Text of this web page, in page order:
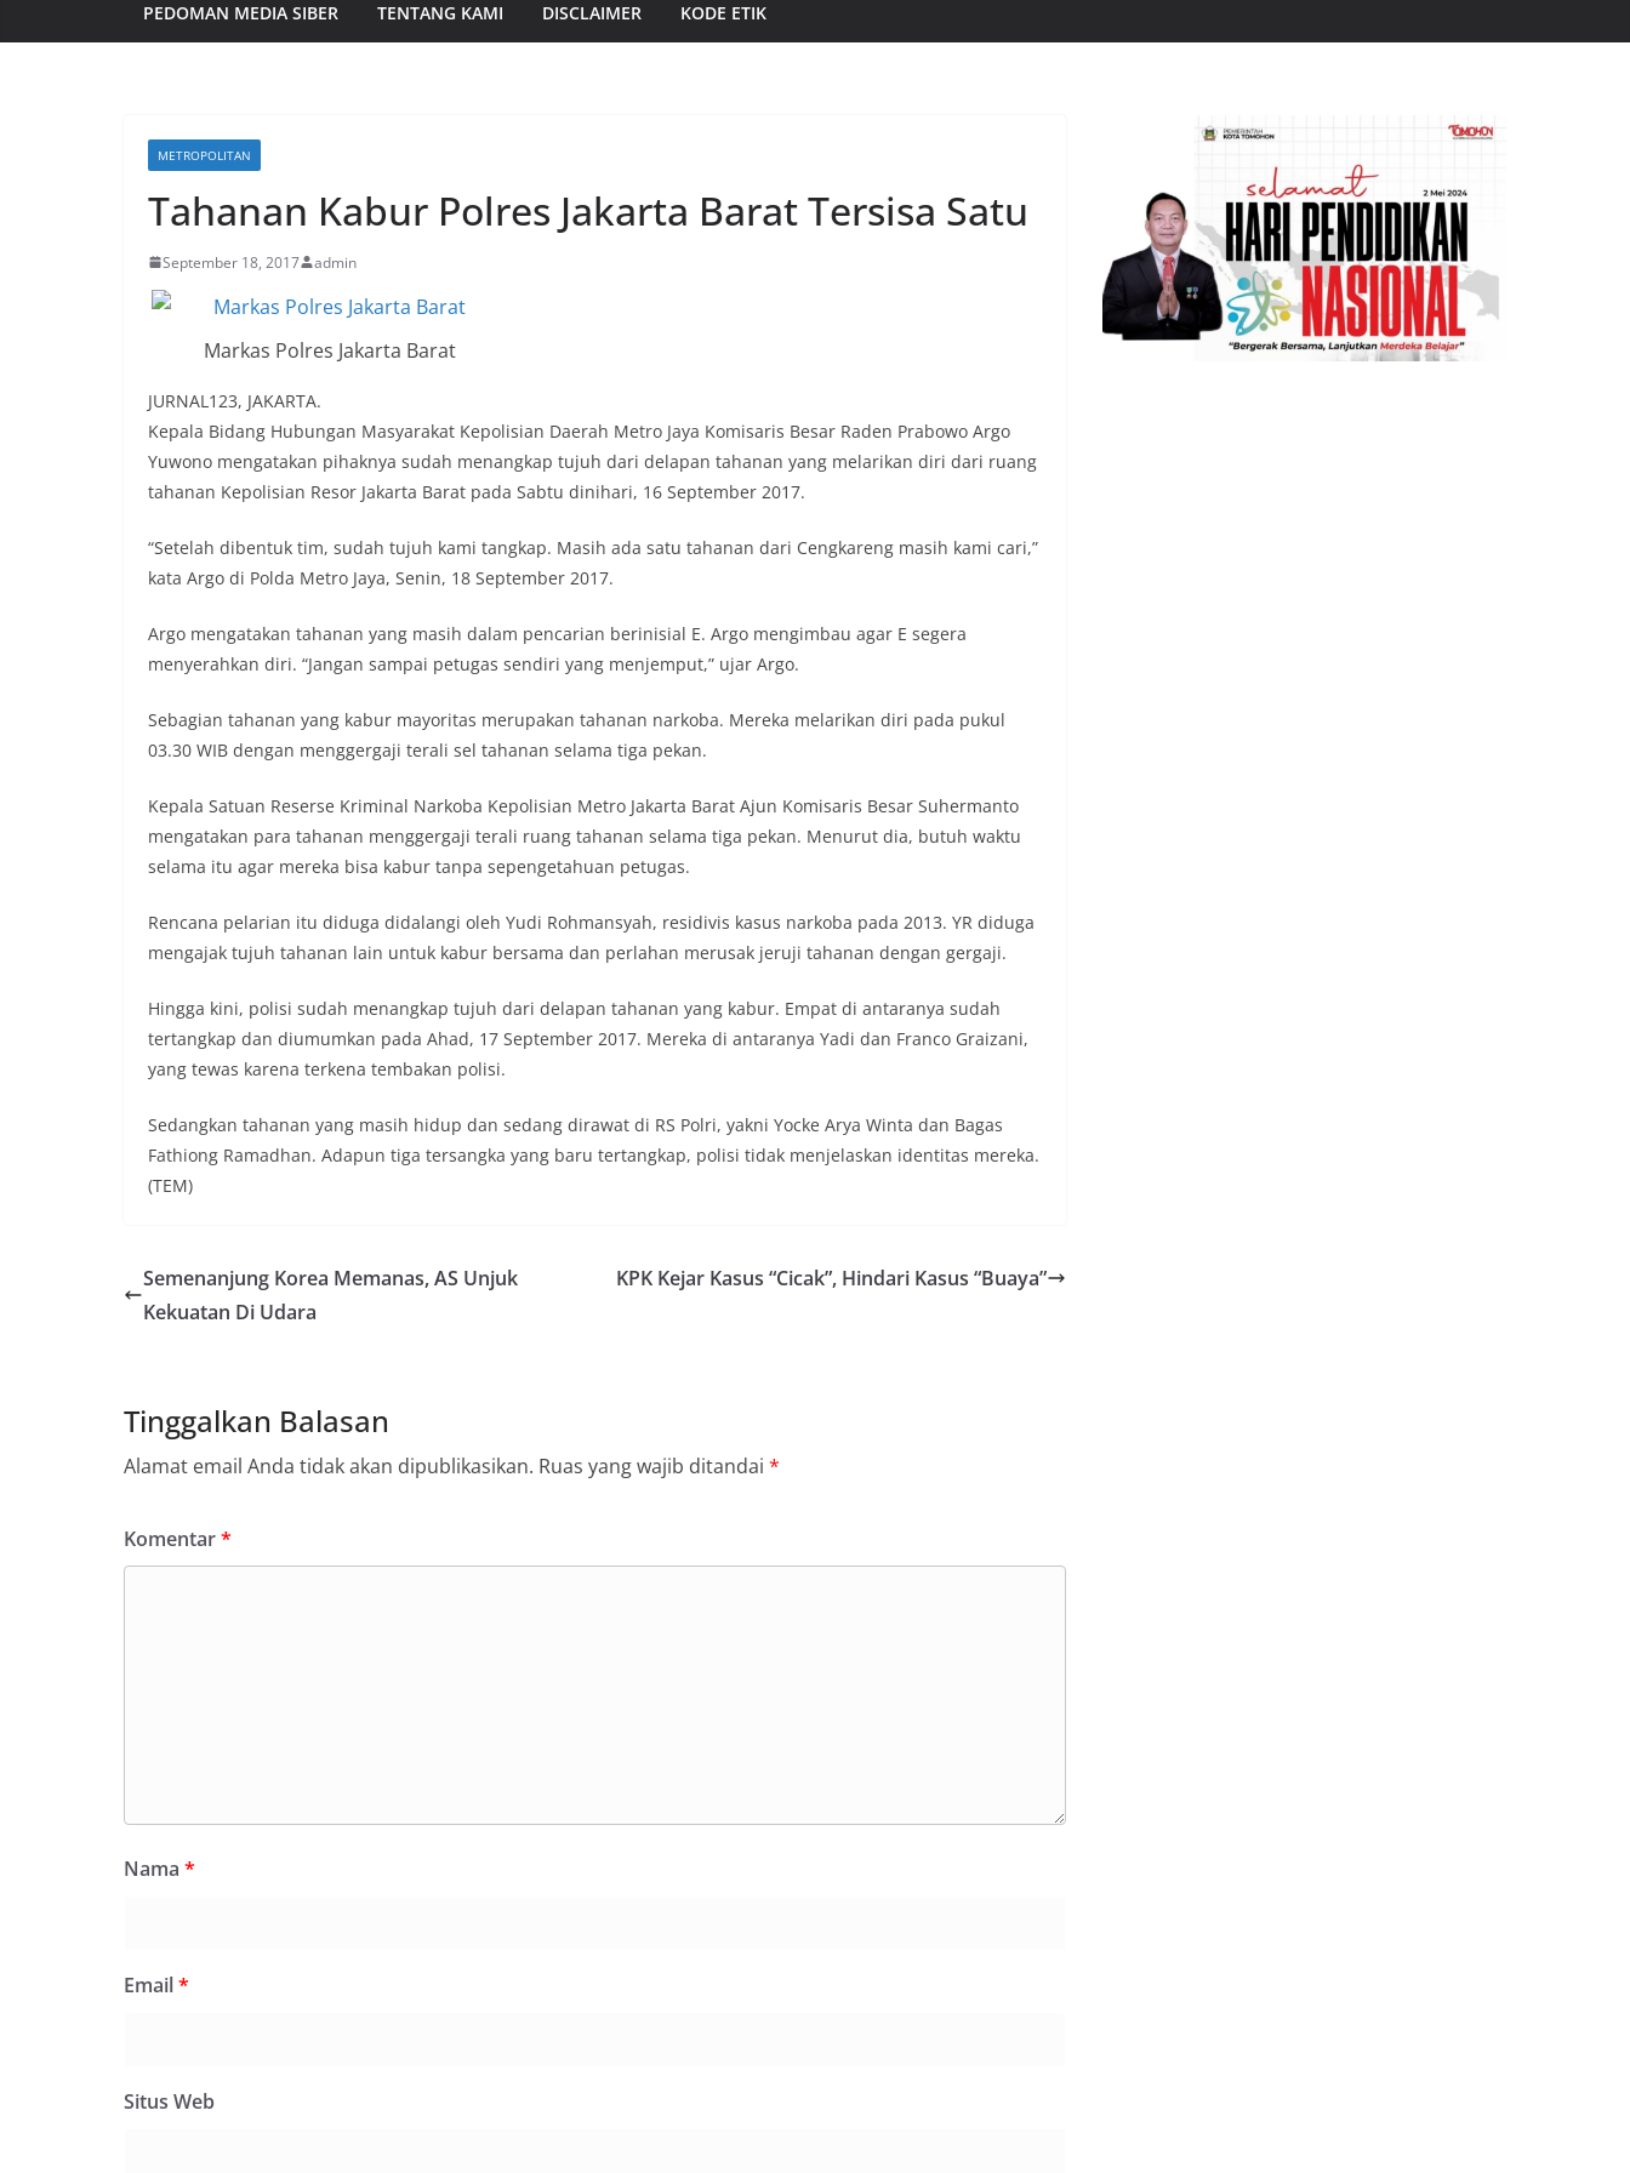
PEDOMAN MEDIA SIBER TENTANG KAMI DISCLAIMER KODE ETIK
METROPOLITAN
Tahanan Kabur Polres Jakarta Barat Tersisa Satu
September 18, 2017 admin
Markas Polres Jakarta Barat
JURNAL123, JAKARTA.
Kepala Bidang Hubungan Masyarakat Kepolisian Daerah Metro Jaya Komisaris Besar Raden Prabowo Argo
Yuwono mengatakan pihaknya sudah menangkap tujuh dari delapan tahanan yang melarikan diri dari ruang
tahanan Kepolisian Resor Jakarta Barat pada Sabtu dinihari, 16 September 2017.
“Setelah dibentuk tim, sudah tujuh kami tangkap. Masih ada satu tahanan dari Cengkareng masih kami cari,”
kata Argo di Polda Metro Jaya, Senin, 18 September 2017.
Argo mengatakan tahanan yang masih dalam pencarian berinisial E. Argo mengimbau agar E segera
menyerahkan diri. “Jangan sampai petugas sendiri yang menjemput,” ujar Argo.
Sebagian tahanan yang kabur mayoritas merupakan tahanan narkoba. Mereka melarikan diri pada pukul
03.30 WIB dengan menggergaji terali sel tahanan selama tiga pekan.
Kepala Satuan Reserse Kriminal Narkoba Kepolisian Metro Jakarta Barat Ajun Komisaris Besar Suhermanto
mengatakan para tahanan menggergaji terali ruang tahanan selama tiga pekan. Menurut dia, butuh waktu
selama itu agar mereka bisa kabur tanpa sepengetahuan petugas.
Rencana pelarian itu diduga didalangi oleh Yudi Rohmansyah, residivis kasus narkoba pada 2013. YR diduga
mengajak tujuh tahanan lain untuk kabur bersama dan perlahan merusak jeruji tahanan dengan gergaji.
Hingga kini, polisi sudah menangkap tujuh dari delapan tahanan yang kabur. Empat di antaranya sudah
tertangkap dan diumumkan pada Ahad, 17 September 2017. Mereka di antaranya Yadi dan Franco Graizani,
yang tewas karena terkena tembakan polisi.
Sedangkan tahanan yang masih hidup dan sedang dirawat di RS Polri, yakni Yocke Arya Winta dan Bagas
Fathiong Ramadhan. Adapun tiga tersangka yang baru tertangkap, polisi tidak menjelaskan identitas mereka.
(TEM)
Semenanjung Korea Memanas, AS Unjuk
Kekuatan Di Udara
KPK Kejar Kasus “Cicak”, Hindari Kasus “Buaya”
Tinggalkan Balasan
Alamat email Anda tidak akan dipublikasikan. Ruas yang wajib ditandai *
Komentar*
Nama *
Email*
Situs Web